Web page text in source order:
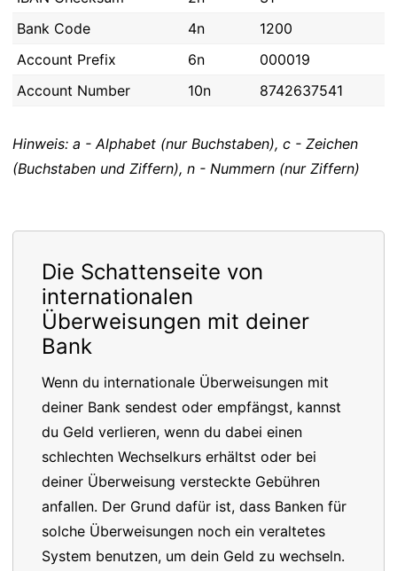
Bank Code
4n
1200
Account Prefix
6n
000019
Account Number
10n 8742637541
Hinweis: a - Alphabet (nur Buchstaben), c - Zeichen
(Buchstaben und Ziffern), n - Nummern (nur Ziffern)
Die Schattenseite von
internationalen
Überweisungen mit deiner
Bank
Wenn du internationale Überweisungen mit
deiner Bank sendest oder empfängst, kannst
du Geld verlieren, wenn du dabei einen
schlechten Wechselkurs erhältst oder bei
deiner Überweisung versteckte Gebühren
anfallen. Der Grund dafür ist, dass Banken für
solche Überweisungen noch ein veraltetes
System benutzen, um dein Geld zu wechseln.